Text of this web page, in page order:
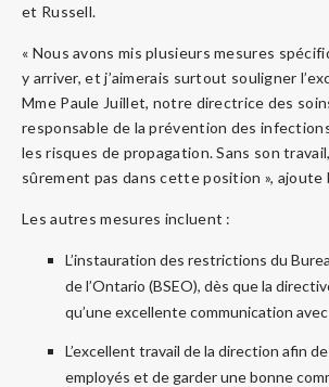
et Russell.
« Nous avons mis plusieurs mesures
y arriver, et j’aimerais surtout souligner
Mme Paule Juillet, notre directrice des
responsable de la prévention des
les risques de propagation. Sans son
sûrement pas dans cette position », ajoute
Les autres mesures incluent :
L’instauration des restrictions du
de l’Ontario (BSEO), dès que la
qu’une excellente communication avec
L’excellent travail de la direction afin
employés et de garder une bonne